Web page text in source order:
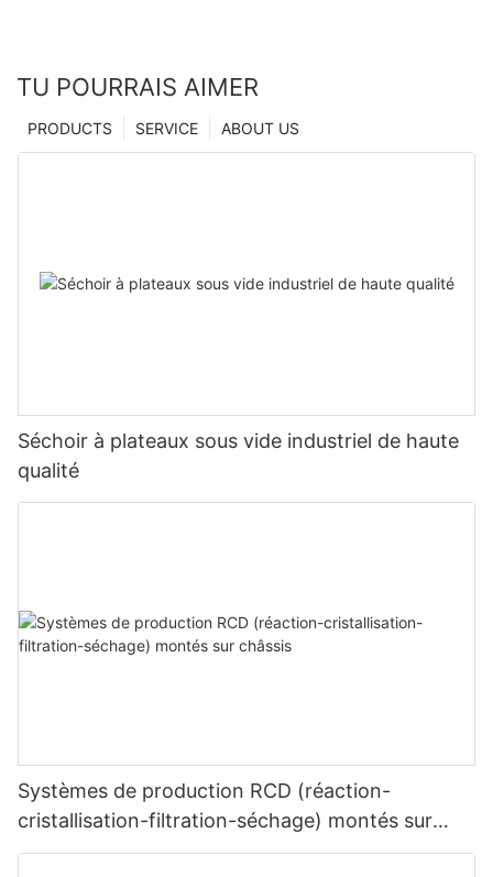
TU POURRAIS AIMER
ABOUT US
SERVICE
PRODUCTS
Séchoir à plateaux sous vide industriel de haute
qualité
Systèmes de production RCD (réaction-
cristallisation-filtration-séchage) montés sur
châssis